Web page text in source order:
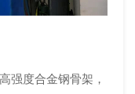
强度合金钢骨架，